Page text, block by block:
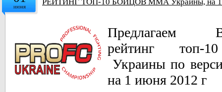
июня
Предлагаем
рейтинг
Украины по
на 1 июня 2012 г